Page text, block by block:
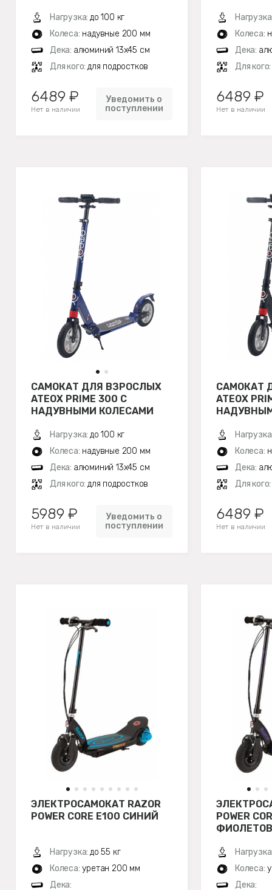
Нагрузка: до 100 кг
Колеса: надувные 200 мм
Дека: алюминий 13х45 см
Для кого: для подростков
6489 ₽
Нет в наличии
Уведомить о
поступлении
Колеса:
Дека:
Для кого:
6489 ₽
Нет в наличии
САМОКАТ ДЛЯ ВЗРОСЛЫХ
ATEOX PRIME 300 С
НАДУВНЫМИ КОЛЕСАМИ
Нагрузка: до 100 кг
Колеса: надувные 200 мм
Дека: алюминий 13х45 см
Для кого: для подростков
5989 ₽
Нет в наличии
Уведомить о
поступлении
САМОКАТ
ATEOX
Колеса:
Дека:
Для кого:
6489 ₽
Нет в наличии
ЭЛЕКТРОСАМОКАТ RAZOR
POWER CORE E100 СИНИЙ
Нагрузка: до 55 кг
Колеса: уретан 200 мм
Дека:
POWER
Колеса:
Дека: